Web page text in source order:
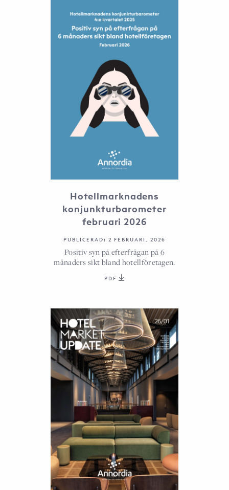
Hotellmarknadens
konjunkturbarometer
februari 2026
PUBLICERAD: 2 FEBRUARI, 2026
Positiv syn på efterfrågan på 6
månaders sikt bland hotellföretagen.
PDF